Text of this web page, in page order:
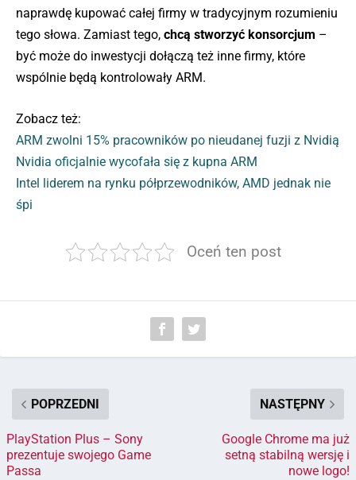
naprawdę kupować całej firmy w tradycyjnym rozumieniu
tego słowa. Zamiast tego, chcą stworzyć konsorcjum –
być może do inwestycji dołączą też inne firmy, które
wspólnie będą kontrolowały ARM.
Zobacz też:
ARM zwolni 15% pracowników po nieudanej fuzji z Nvidią
Nvidia oficjalnie wycofała się z kupna ARM
Intel liderem na rynku półprzewodników, AMD jednak nie
śpi
Oceń ten post
POPRZEDNI
PlayStation Plus – Sony
prezentuje swojego Game
Passa
NASTĘPNY
Google Chrome ma już
setną stabilną wersję i
nowe logo!